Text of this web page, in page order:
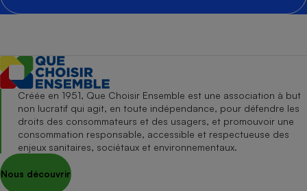
Créée en 1951, Que Choisir Ensemble est une association à but
non lucratif qui agit, en toute indépendance, pour défendre les
droits des consommateurs et des usagers, et promouvoir une
consommation responsable, accessible et respectueuse des
enjeux sanitaires, sociétaux et environnementaux.
Nous découvrir